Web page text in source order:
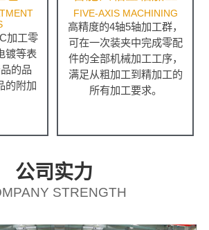
加工零
镀等表
的品
的附加
FIVE-AXIS MACHINING
高精度的4轴5轴加工群，
可在一次装夹中完成零配
件的全部机械加工工序，
满足从粗加工到精加工的
所有加工要求。
公司实力
STRENGTH